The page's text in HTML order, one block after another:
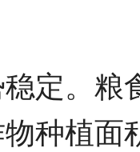
定。粮
种植面